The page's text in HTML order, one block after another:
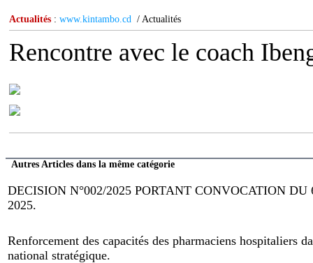
Actualités : www.kintambo.cd / Actualités
Rencontre avec le coach
Autres Articles dans la même catégorie
DECISION N°002/2025 PORTANT CONVOCATION
2025.
Renforcement des capacités des pharmaciens hospitaliers
national stratégique.